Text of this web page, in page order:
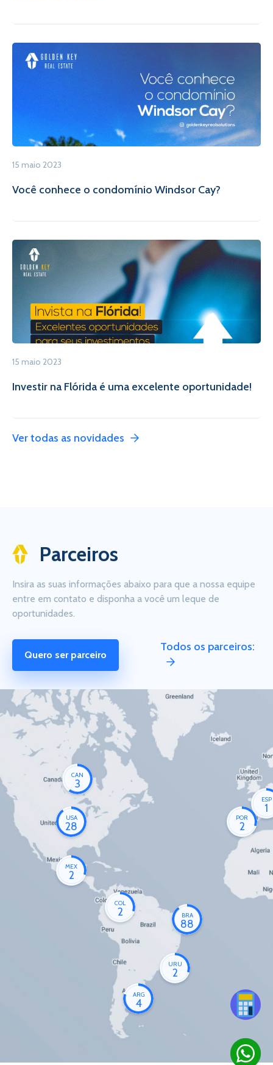
15 maio 2023
Você conhece o condomínio Windsor Cay?
15 maio 2023
Investir na Flórida é uma excelente oportunidade!
Ver todas as novidades
Parceiros
Insira as suas informações abaixo para que a nossa equipe
entre em contato e disponha a você um leque de
oportunidades.
Quero ser parceiro
Todos os parceiros:
CAN
3
USA
28
MEX
2
COL
2 BRA
88
URU
2
ARG
4
POR
2
ESP
1